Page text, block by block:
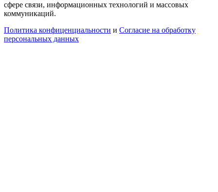
сфере связи, информационных технологий и массовых
коммуникаций.
Политика конфиценциальности и Согласие на обработку
персональных данных